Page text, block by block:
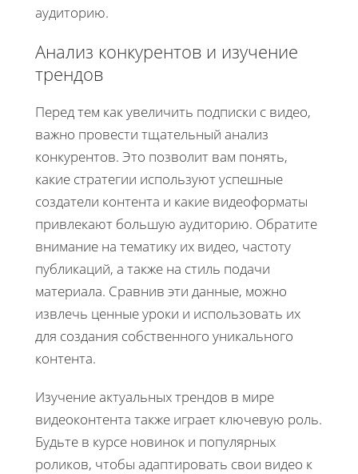
аудиторию.
Анализ конкурентов и изучение
трендов
Перед тем как увеличить подписки с видео,
важно провести тщательный анализ
конкурентов. Это позволит вам понять,
какие стратегии используют успешные
создатели контента и какие видеоформаты
привлекают большую аудиторию. Обратите
внимание на тематику их видео, частоту
публикаций, а также на стиль подачи
материала. Сравнив эти данные, можно
извлечь ценные уроки и использовать их
для создания собственного уникального
контента.
Изучение актуальных трендов в мире
видеоконтента также играет ключевую роль.
Будьте в курсе новинок и популярных
роликов, чтобы адаптировать свои видео к